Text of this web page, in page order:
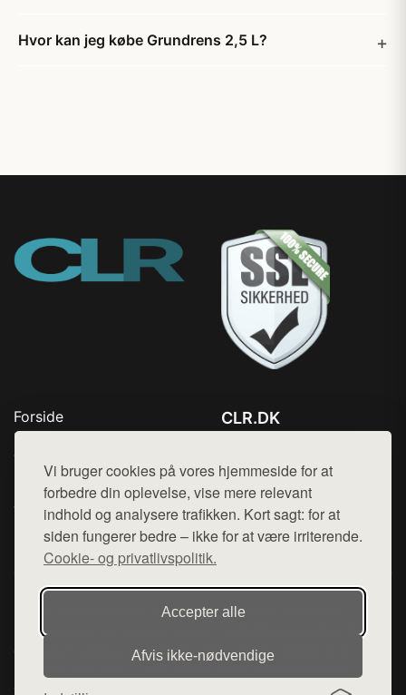
Vi bruger cookies på vores hjemmeside for at
forbedre din oplevelse, vise mere relevant
indhold og analysere trafikken. Kort sagt: for at
siden fungerer bedre – ikke for at være irriterende.
Cookie- og privatlivspolitik.
Accepter alle
Afvis ikke‑nødvendige
Hvor kan jeg købe Grundrens 2,5 L?
Forside
Produkter
Top Rabatter
Jotun maling
Kontakt
CLR.DK
Mail:hej@want.dk
Cookie- og privatlivspolitik
Denne side er en del af want.dk, der udgiver en række
hjemmesider med præsentation af forskellige produkter fra
diverse webshops. Der sælges ikke varer fra denne side - vi
henviser til de shops, som sælger varen. Vi har heller ikke
varerne på lager.